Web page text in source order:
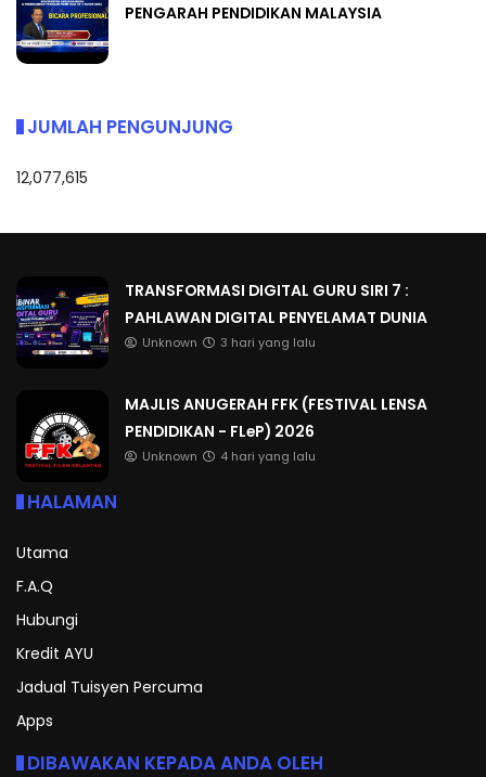
PENGARAH PENDIDIKAN MALAYSIA
JUMLAH PENGUNJUNG
12,077,615
TRANSFORMASI DIGITAL GURU SIRI 7 :
PAHLAWAN DIGITAL PENYELAMAT DUNIA
Unknown 3 hari yang lalu
MAJLIS ANUGERAH FFK (FESTIVAL LENSA
PENDIDIKAN - FLeP) 2026
Unknown 4 hari yang lalu
HALAMAN
Utama
F.A.Q
Hubungi
Kredit AYU
Jadual Tuisyen Percuma
Apps
DIBAWAKAN KEPADA ANDA OLEH